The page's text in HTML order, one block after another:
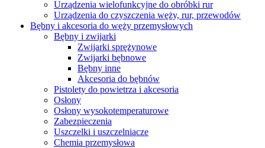
Urządzenia wielofunkcyjne do obróbki rur
Urządzenia do czyszczenia węży, rur, przewodów
Bębny i akcesoria do węży przemysłowych
Bębny i zwijarki
Zwijarki sprężynowe
Zwijarki bębnowe
Bębny inne
Akcesoria do bębnów
Pistolety do powietrza i akcesoria
Osłony
Osłony wysokotemperaturowe
Zabezpieczenia
Uszczelki i uszczelniacze
Chemia przemysłowa